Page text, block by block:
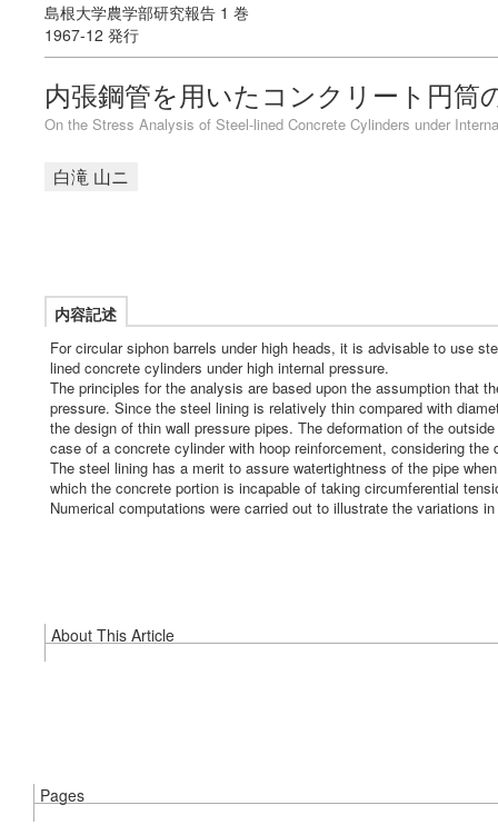
島根大学農学部研究報告 1 巻
1967-12 発行
内張鋼管を用いたコンクリート円筒
On the Stress Analysis of Steel-lined Concrete Cylinders under
白滝 山ニ
内容記述
For circular siphon barrels under high heads, it is advisable to use
lined concrete cylinders under high internal pressure.
The principles for the analysis are based upon the assumption that
pressure. Since the steel lining is relatively thin compared with
the design of thin wall pressure pipes. The deformation of the
case of a concrete cylinder with hoop reinforcement, considering
The steel lining has a merit to assure watertightness of the pipe
which the concrete portion is incapable of taking circumferential
Numerical computations were carried out to illustrate the variations
About This Article
Pages